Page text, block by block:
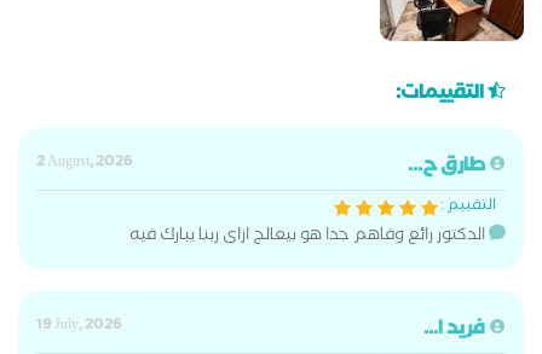
التقييمات:
طارق ح...
2 August, 2026
التقييم :
الدكتور رائع وفاهم جدا هو بيعالج ازاى ربنا يبارك فيه
فريد ا...
19 July, 2026